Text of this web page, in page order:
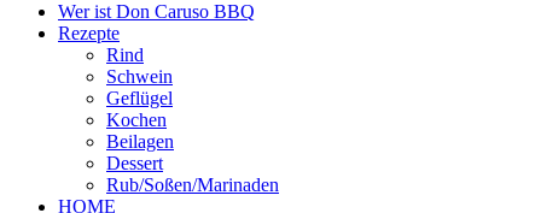
Wer ist Don Caruso BBQ
Rezepte
Rind
Schwein
Geflügel
Kochen
Beilagen
Dessert
Rub/Soßen/Marinaden
HOME